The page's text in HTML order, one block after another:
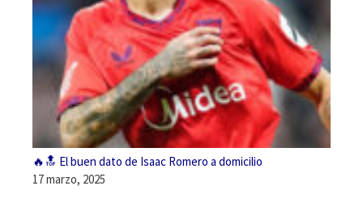
🔥🔝 El buen dato de Isaac Romero a domicilio
17 marzo, 2025